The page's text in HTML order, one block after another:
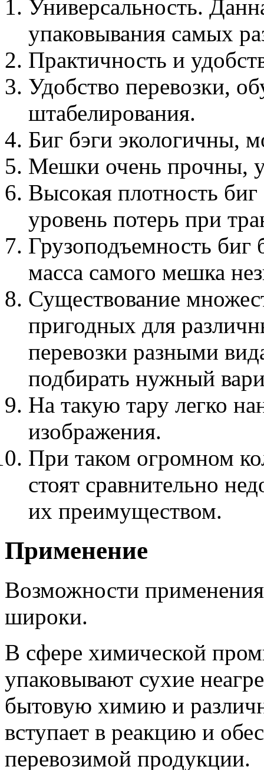
Универсальность.
упаковывания самых
Практичность и
Удобство перевозки,
штабелирования.
Биг бэги экологичны,
Мешки очень прочны,
Высокая плотность биг
уровень потерь при
Грузоподъемность биг
масса самого мешка
Существование
пригодных для
перевозки разными
подбирать нужный
На такую тару легко
изображения.
При таком огромном
стоят сравнительно
их преимуществом.
Применение
Возможности
широки.
В сфере химической
упаковывают сухие
бытовую химию и
вступает в реакцию и
перевозимой продукции.